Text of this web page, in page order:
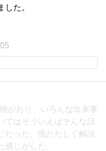
した。
がおり、いろんな出来事
てはそういえばそんな話
だった。慌ただしく解説
感じがした。